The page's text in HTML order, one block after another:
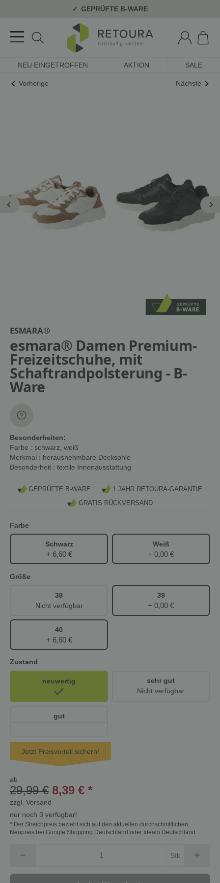
GEPRÜFTE B-WARE
NEU EINGETROFFEN AKTION SALE
Vorherige Nächste
ESMARA®
esmara® Damen Premium-
Freizeitschuhe, mit
Schaftrandpolsterung - B-
Ware
Besonderheiten:
Farbe : schwarz, weiß
Merkmal : herausnehmbare Decksohle
Besonderheit : textile Innenausstattung
GEPRÜFTE B-WARE
1 JAHR RETOURA-GARANTIE
GRATIS RÜCKVERSAND
Farbe
Schwarz
+ 6,60 €
Weiß
+ 0,00 €
Größe
38
Nicht verfügbar
39
+ 0,00 €
40
+ 6,60 €
Zustand
neuwertig
sehr gut
Nicht verfügbar
gut
Jetzt Preisvorteil sichern!
ab
29,99 € 8,39 € *
zzgl. Versand
nur noch 3 verfügbar!
* Der Streichpreis bezieht sich auf den aktuellen durchschnittlichen
Neupreis bei Google Shopping Deutschland oder Idealo Deutschland.
Stk